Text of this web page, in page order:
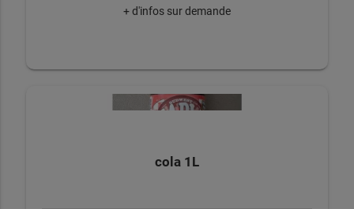
+ d'infos sur demande
cola 1L